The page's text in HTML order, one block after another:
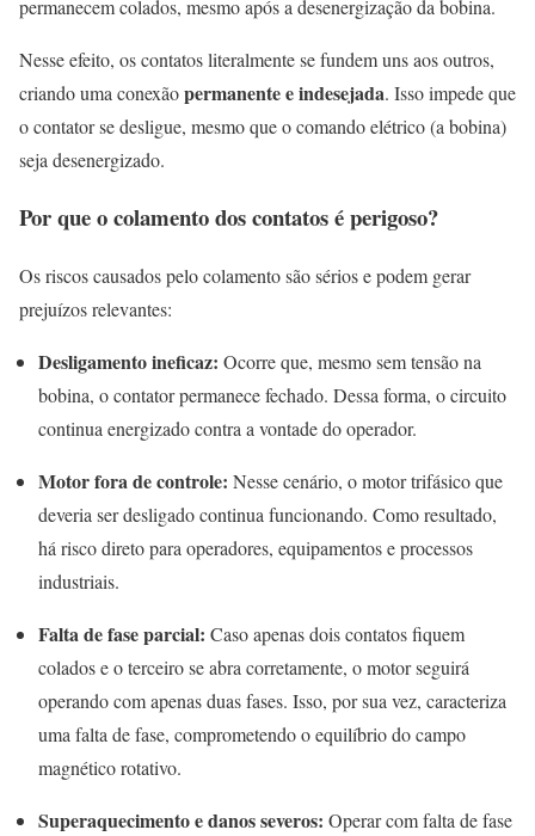
permanecem colados, mesmo após a desenergização da bobina.
Nesse efeito, os contatos literalmente se fundem uns aos outros,
criando uma conexãopermanente e indesejada. Isso impede que
o contator se desligue, mesmo que o comando elétrico (a bobina)
seja desenergizado.
Por que o colamento dos contatos é perigoso?
Os riscos causados pelo colamento são sérios e podem gerar
prejuízos relevantes:
Desligamento ineficaz: Ocorre que, mesmo sem tensão na
bobina, o contator permanece fechado. Dessa forma, o circuito
continua energizado contra a vontade do operador.
Motor fora de controle: Nesse cenário, o motor trifásico que
deveria ser desligado continua funcionando. Como resultado,
há risco direto para operadores, equipamentos e processos
industriais.
Falta de fase parcial: Caso apenas dois contatos fiquem
colados e o terceiro se abra corretamente, o motor seguirá
operando com apenas duas fases. Isso, por sua vez, caracteriza
uma falta de fase, comprometendo o equilíbrio do campo
magnético rotativo.
Superaquecimento e danos severos: Operar com falta de fase